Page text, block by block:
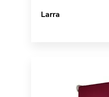
Larra